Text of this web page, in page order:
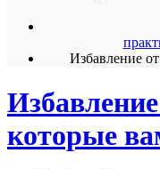
Избавление
которые